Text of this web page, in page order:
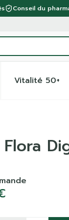
Conseil du
soins et
catégorie
sous-menu
Vitalité 50+